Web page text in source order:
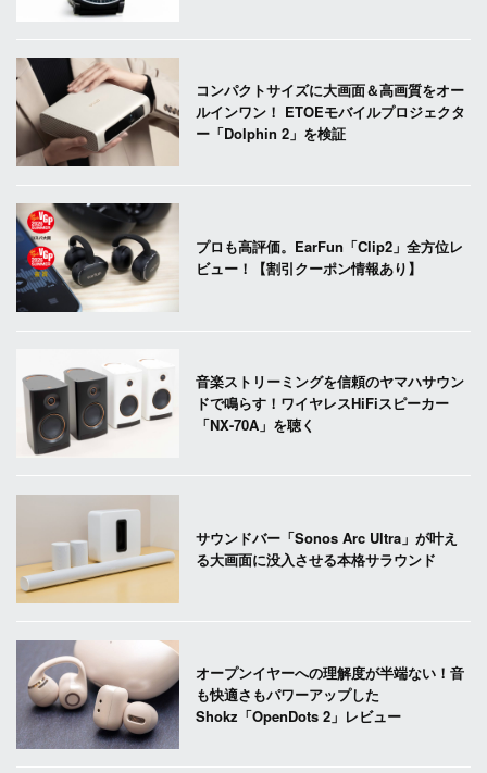
コンパクトサイズに大画面＆高画質をオー
ルインワン！ ETOEモバイルプロジェクタ
ー「Dolphin 2」を検証
プロも高評価。EarFun「Clip2」全方位レ
ビュー！【割引クーポン情報あり】
音楽ストリーミングを信頼のヤマハサウン
ドで鳴らす！ワイヤレスHiFiスピーカー
「NX-70A」を聴く
サウンドバー「Sonos Arc Ultra」が叶え
る大画面に没入させる本格サラウンド
オープンイヤーへの理解度が半端ない！音
も快適さもパワーアップした
Shokz「OpenDots 2」レビュー